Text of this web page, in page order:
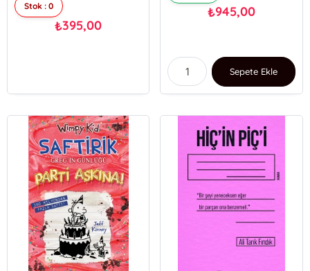
Stok : 0
₺395,00
₺945,00
Sepete Ekle